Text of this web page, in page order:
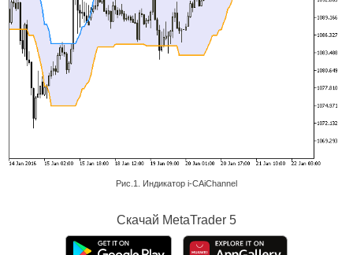
Рис.1. Индикатор i-CAiChannel
Скачай MetaTrader 5